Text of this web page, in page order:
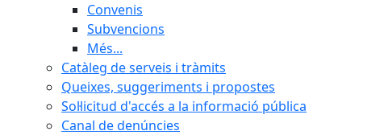
Convenis
Subvencions
Més...
Catàleg de serveis i tràmits
Queixes, suggeriments i propostes
Sol·licitud d'accés a la informació pública
Canal de denúncies